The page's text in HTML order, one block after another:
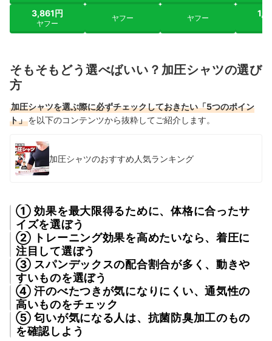
3,861円
ヤフー
ヤフー ヤフー
そもそもどう選べばいい？加圧シャツの選び
方
加圧シャツを選ぶ際に必ずチェックしておきたい「5つのポイン
ト」を以下のコンテンツから抜粋してご紹介します。
加圧シャツのおすすめ人気ランキング
① 効果を最大限得るために、体格に合ったサ
イズを選ぼう
② トレーニング効果を高めたいなら、着圧に
注目して選ぼう
③ スパンデックスの配合割合が多く、動きや
すいものを選ぼう
④ 汗のべたつきが気になりにくい、通気性の
高いものをチェック
⑤ 匂いが気になる人は、抗菌防臭加工のもの
を確認しよう